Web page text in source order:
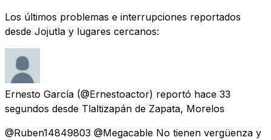
Los últimos problemas e interrupciones reportados
desde Jojutla y lugares cercanos:
Ernesto García (@Ernestoactor) reportó hace 33
segundos desde Tlaltizapán de Zapata, Morelos
@Ruben14849803 @Megacable No tienen vergüenza y